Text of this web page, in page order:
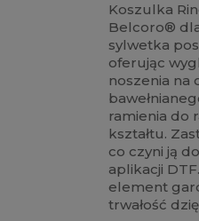
Koszulka
Belcoro®
sylwetka
oferując
noszenia na
ramienia do
kształtu.
co czyni ją
aplikacji
element
trwałość